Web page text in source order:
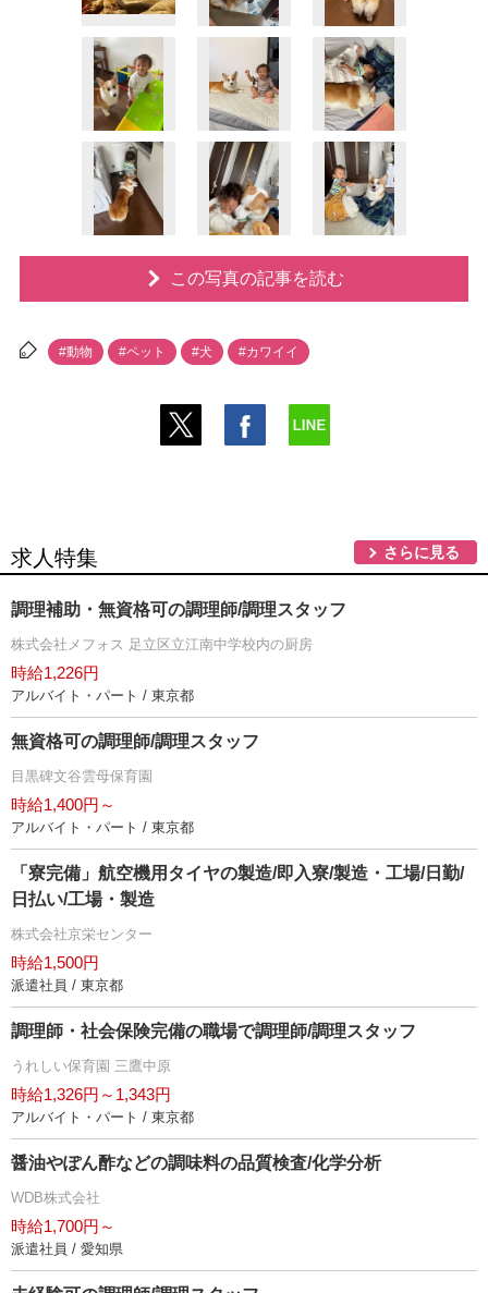
この写真の記事を読む
#動物 #ペット #犬 #カワイイ
求人特集 さらに見る
調理補助・無資格可の調理師/調理スタッフ
株式会社メフォス 足立区立江南中学校内の厨房
時給1,226円
アルバイト・パート / 東京都
無資格可の調理師/調理スタッフ
目黒碑文谷雲母保育園
時給1,400円～
アルバイト・パート / 東京都
「寮完備」航空機用タイヤの製造/即入寮/製造・工場/日勤/
日払い/工場・製造
株式会社京栄センター
時給1,500円
派遣社員 / 東京都
調理師・社会保険完備の職場で調理師/調理スタッフ
うれしい保育園 三鷹中原
時給1,326円～1,343円
アルバイト・パート / 東京都
醤油やぽん酢などの調味料の品質検査/化学分析
WDB株式会社
時給1,700円～
派遣社員 / 愛知県